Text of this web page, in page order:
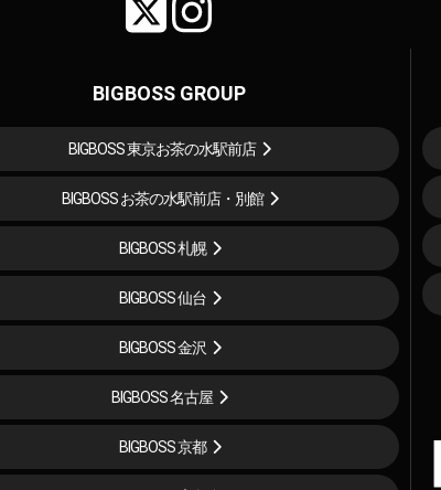
BIGBOSS GROUP
BIGBOSS 東京お茶の水駅前店
BIGBOSS お茶の水駅前店・別館
BIGBOSS 札幌
BIGBOSS 仙台
BIGBOSS 金沢
BIGBOSS 名古屋
BIGBOSS 京都